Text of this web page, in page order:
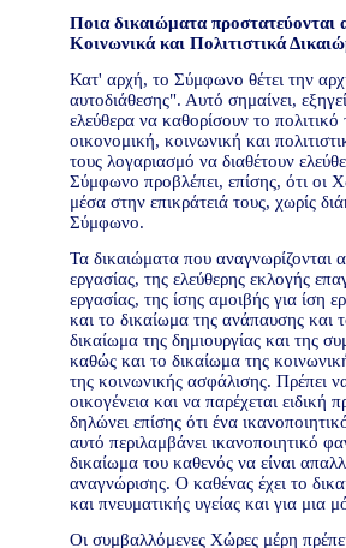
Ποια δικαιώματα προστατεύονται
Κοινωνικά και Πολιτιστικά
Κατ' αρχή, το Σύμφωνο θέτει την
αυτοδιάθεσης". Αυτό σημαίνει,
ελεύθερα να καθορίσουν το
οικονομική, κοινωνική και
τους λογαριασμό να διαθέτουν
Σύμφωνο προβλέπει, επίσης, ότι οι
μέσα στην επικράτειά τους, χωρίς
Σύμφωνο.
Τα δικαιώματα που
εργασίας, της ελεύθερης εκλογής
εργασίας, της ίσης αμοιβής για ίση
και το δικαίωμα της ανάπαυσης και
δικαίωμα της δημιουργίας και της
καθώς και το δικαίωμα της
της κοινωνικής ασφάλισης. Πρέπει
οικογένεια και να παρέχεται
δηλώνει επίσης ότι ένα
αυτό περιλαμβάνει ικανοποιητικό
δικαίωμα του καθενός να είναι
αναγνώρισης. Ο καθένας έχει το
και πνευματικής υγείας και για μια
Οι συμβαλλόμενες Χώρες μέρη